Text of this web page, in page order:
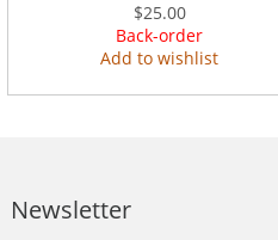
$25.00
Back-order
Add to wishlist
Newsletter